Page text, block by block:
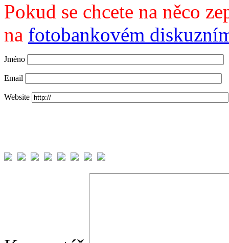
Pokud se chcete na něco
na fotobankovém
Jméno
Email
Website